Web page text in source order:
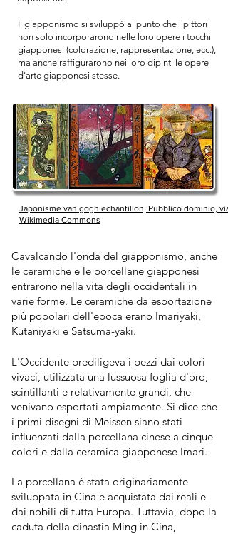
Il giapponismo si sviluppò al punto che i pittori
non solo incorporarono nelle loro opere i tocchi
giapponesi (colorazione, rappresentazione, ecc.),
ma anche raffigurarono nei loro dipinti le opere
d'arte giapponesi stesse.
Japonisme van gogh echantillon, Pubblico dominio, via
Wikimedia Commons
Cavalcando l'onda del giapponismo, anche
le ceramiche e le porcellane giapponesi
entrarono nella vita degli occidentali in
varie forme. Le ceramiche da esportazione
più popolari dell'epoca erano Imariyaki,
Kutaniyaki e Satsuma-yaki.
L'Occidente prediligeva i pezzi dai colori
vivaci, utilizzata una lussuosa foglia d'oro,
scintillanti e relativamente grandi, che
venivano esportati ampiamente. Si dice che
i primi disegni di Meissen siano stati
influenzati dalla porcellana cinese a cinque
colori e dalla ceramica giapponese Imari.
La porcellana è stata originariamente
sviluppata in Cina e acquistata dai reali e
dai nobili di tutta Europa. Tuttavia, dopo la
caduta della dinastia Ming in Cina,